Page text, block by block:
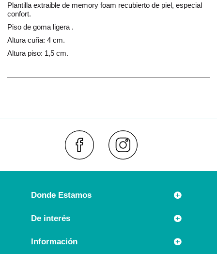
Plantilla extraible de memory foam recubierto de piel, especial
confort.
Piso de goma ligera .
Altura cuña: 4 cm.
Altura piso: 1,5 cm.
Donde Estamos
Rúa Príncipe 7
Llámanos:
De interés
Información